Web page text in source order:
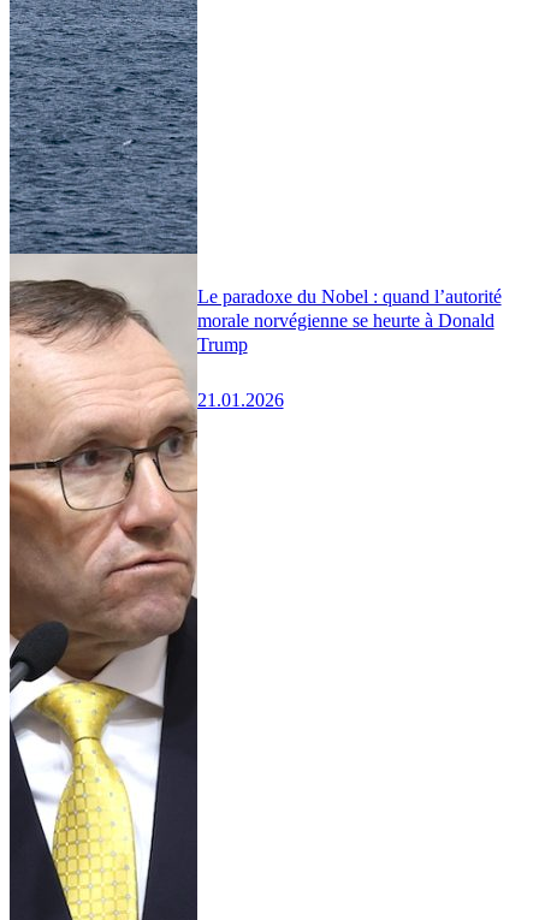
Le paradoxe du Nobel : quand l’autorité
morale norvégienne se heurte à Donald
Trump
21.01.2026